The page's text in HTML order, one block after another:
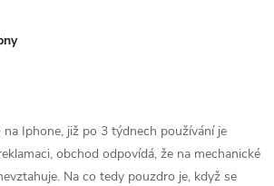
Iphone, již po 3 týdnech používání je
obchod odpovídá, že na mechanické
Na co tedy pouzdro je, když se